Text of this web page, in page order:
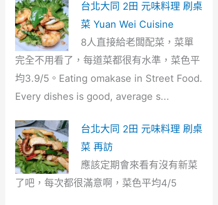
台北大同 2田 元味料理 刷桌
菜 Yuan Wei Cuisine
8人直接給老闆配菜，菜單
完全不用看了，每道菜都很有水準，菜色平
均3.9/5。Eating omakase in Street Food.
Every dishes is good, average s...
台北大同 2田 元味料理 刷桌
菜 再訪
應該定期會來看有沒有新菜
了吧，每次都很滿意啊，菜色平均4/5